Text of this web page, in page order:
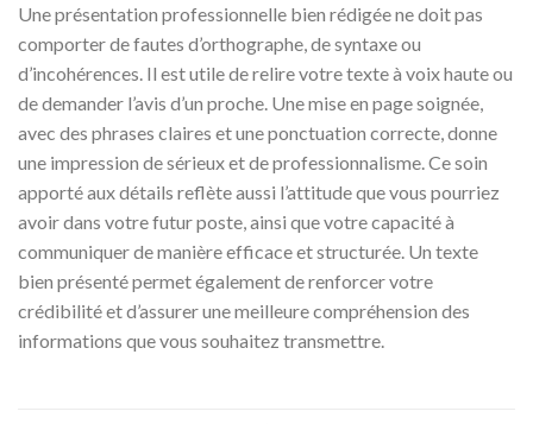
Une présentation professionnelle bien rédigée ne doit pas
comporter de fautes d’orthographe, de syntaxe ou
d’incohérences. Il est utile de relire votre texte à voix haute ou
de demander l’avis d’un proche. Une mise en page soignée,
avec des phrases claires et une ponctuation correcte, donne
une impression de sérieux et de professionnalisme. Ce soin
apporté aux détails reflète aussi l’attitude que vous pourriez
avoir dans votre futur poste, ainsi que votre capacité à
communiquer de manière efficace et structurée. Un texte
bien présenté permet également de renforcer votre
crédibilité et d’assurer une meilleure compréhension des
informations que vous souhaitez transmettre.